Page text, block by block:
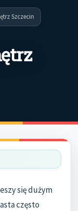
Szczecin
się dużym
często